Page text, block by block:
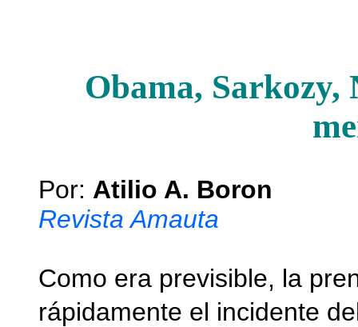
Obama, Sarkozy,
Por: Atilio A. Boron
Revista Amauta
Como era previsible, la
rápidamente el incidente